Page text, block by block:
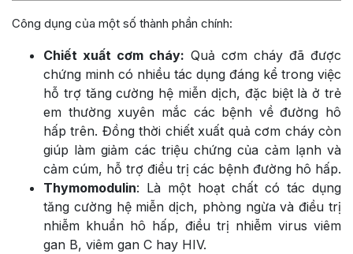
Công dụng của một số thành phần chính:
Chiết xuất cơm cháy: Quả cơm cháy đã được
chứng minh có nhiều tác dụng đáng kể trong việc
hỗ trợ tăng cường hệ miễn dịch, đặc biệt là ở trẻ
em thường xuyên mắc các bệnh về đường hô
hấp trên. Đồng thời chiết xuất quả cơm cháy còn
giúp làm giảm các triệu chứng của cảm lạnh và
cảm cúm, hỗ trợ điều trị các bệnh đường hô hấp.
Thymomodulin: Là một hoạt chất có tác dụng
tăng cường hệ miễn dịch, phòng ngừa và điều trị
nhiễm khuẩn hô hấp, điều trị nhiễm virus viêm
gan B, viêm gan C hay HIV.